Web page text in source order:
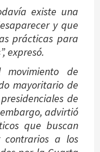
existe una
y que
prácticas para
expresó.
de
mayoritario de
de
advirtió
que buscan
contrarios a los